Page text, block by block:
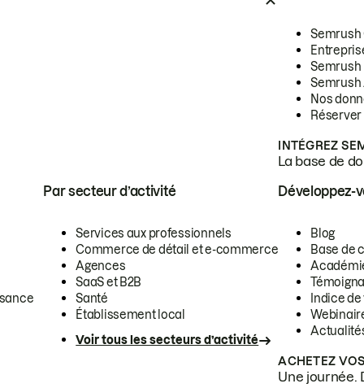
Semrush
Semrush
Semrush
Nos
INTÉGREZ
La base de
Par secteur d’activité
Services aux professionnels
Commerce de détail et e-commerce
Agences
SaaS et B2B
Santé
Établissement local
Voir tous les secteurs d’activité
Développez-
Blog
Base de
Indice
ACHETEZ
Une journée.